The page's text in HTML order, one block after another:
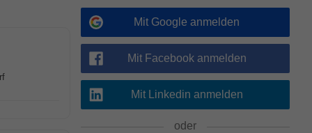
Mit Google anmelden
Mit Facebook anmelden
Mit Linkedin anmelden
oder